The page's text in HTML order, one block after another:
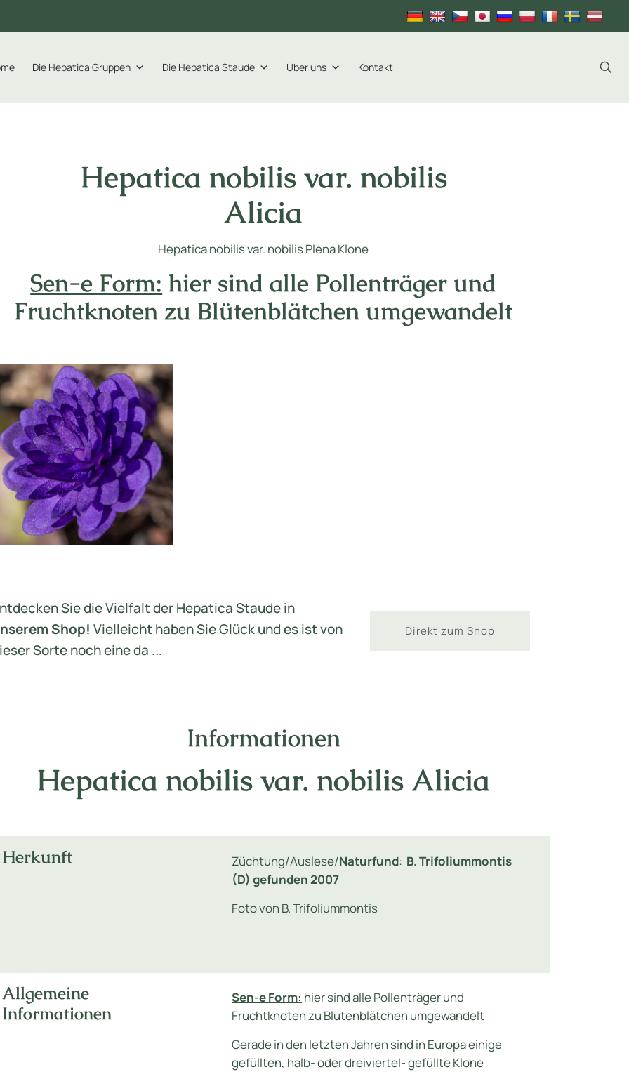
Die Hepatica Gruppen Die Hepatica Staude Über uns Kontakt
Hepatica nobilis var. nobilis
Alicia
Hepatica nobilis var. nobilis Plena Klone
Sen-e Form: hier sind alle Pollenträger und
Fruchtknoten zu Blütenblätchen umgewandelt
Sie die Vielfalt der Hepatica Staude in
Shop! Vielleicht haben Sie Glück und es ist von
Sorte noch eine da ...
Direkt zum Shop
Informationen
Hepatica nobilis var. nobilis Alicia
Herkunft Züchtung/Auslese/Naturfund: B. Trifoliummontis
(D) gefunden 2007
Foto von B. Trifoliummontis
Allgemeine
Informationen
Sen-e Form: hier sind alle Pollenträger und
Fruchtknoten zu Blütenblätchen umgewandelt
Gerade in den letzten Jahren sind in Europa einige
gefüllten, halb- oder dreiviertel- gefüllte Klone